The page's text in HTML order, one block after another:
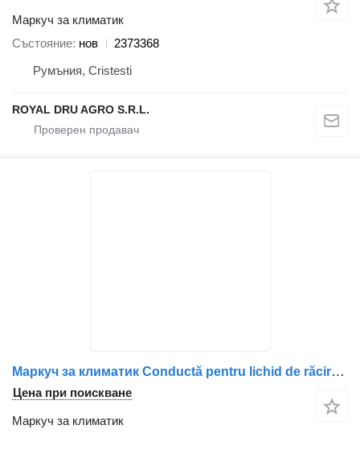
Маркуч за климатик
Състояние нов
2373368
Румъния, Cristesti
ROYAL DRU AGRO S.R.L.
Маркуч за климатик Conductă pentru lichid de răcire за камион Scania 1430048 / 1387793
Цена при поискване
Маркуч за климатик